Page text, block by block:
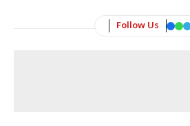
Follow Us